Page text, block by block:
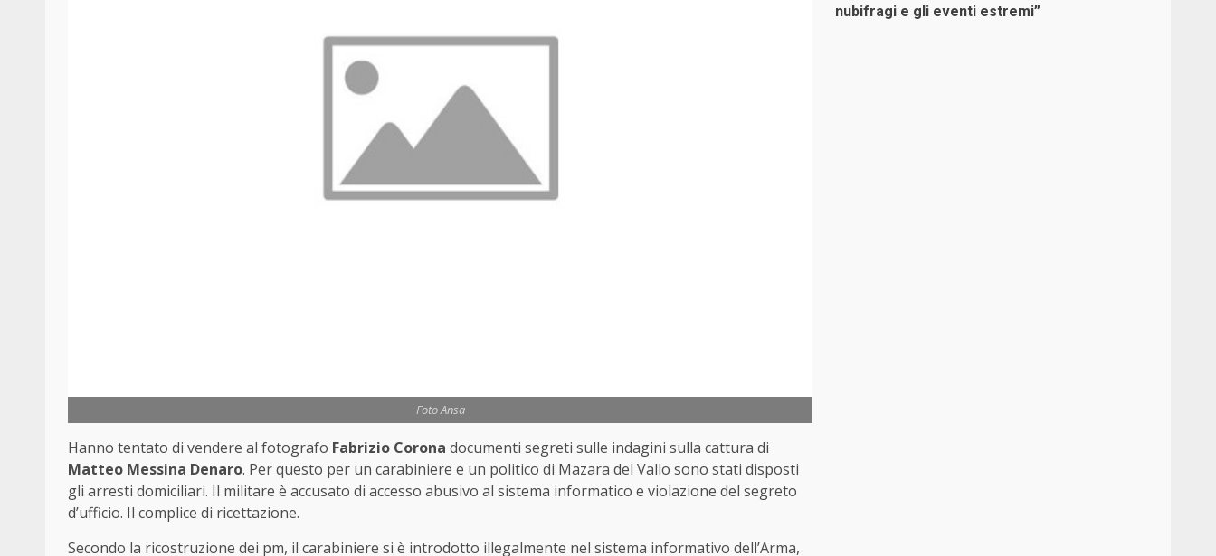
Foto Ansa
Hanno tentato di vendere al fotografo Fabrizio Corona documenti segreti sulle indagini sulla cattura di
Matteo Messina Denaro. Per questo per un carabiniere e un politico di Mazara del Vallo sono stati disposti
gli arresti domiciliari. Il militare è accusato di accesso abusivo al sistema informatico e violazione del segreto
d’ufficio. Il complice di ricettazione.
Secondo la ricostruzione dei pm, il carabiniere si è introdotto illegalmente nel sistema informativo dell’Arma,
nubifragi e gli eventi estremi”